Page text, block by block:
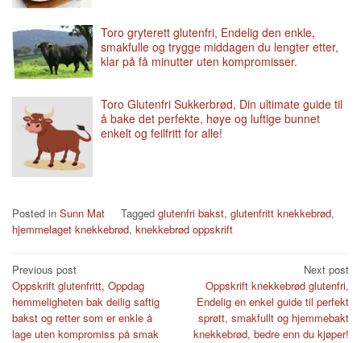
Toro gryterett glutenfri, Endelig den enkle,
smakfulle og trygge middagen du lengter etter,
klar på få minutter uten kompromisser.
Toro Glutenfri Sukkerbrød, Din ultimate guide til
å bake det perfekte, høye og luftige bunnet
enkelt og feilfritt for alle!
Posted in Sunn Mat Tagged glutenfri bakst, glutenfritt knekkebrød,
hjemmelaget knekkebrød, knekkebrød oppskrift
Post
navigation
Previous post
Oppskrift glutenfritt, Oppdag
hemmeligheten bak deilig saftig
bakst og retter som er enkle å
lage uten kompromiss på smak
Next post
Oppskrift knekkebrød glutenfri,
Endelig en enkel guide til perfekt
sprøtt, smakfullt og hjemmebakt
knekkebrød, bedre enn du kjøper!